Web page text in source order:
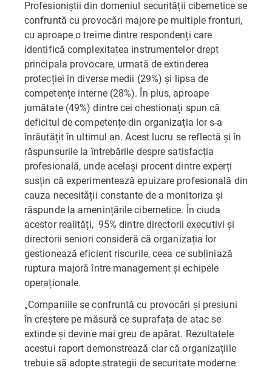
Profesioniștii din domeniul securității cibernetice se
confruntă cu provocări majore pe multiple fronturi,
cu aproape o treime dintre respondenți care
identifică complexitatea instrumentelor drept
principala provocare, urmată de extinderea
protecției în diverse medii (29%) și lipsa de
competențe interne (28%). În plus, aproape
jumătate (49%) dintre cei chestionați spun că
deficitul de competențe din organizația lor s-a
înrăutățit în ultimul an. Acest lucru se reflectă și în
răspunsurile la întrebările despre satisfacția
profesională, unde același procent dintre experți
susțin că experimentează epuizare profesională din
cauza necesității constante de a monitoriza și
răspunde la amenințările cibernetice. În ciuda
acestor realități, 95% dintre directorii executivi și
directorii seniori consideră că organizația lor
gestionează eficient riscurile, ceea ce subliniază
ruptura majoră între management și echipele
operaționale.
„Companiile se confruntă cu provocări și presiuni
în creștere pe măsură ce suprafața de atac se
extinde și devine mai greu de apărat. Rezultatele
acestui raport demonstrează clar că organizațiile
trebuie să adopte strategii de securitate moderne